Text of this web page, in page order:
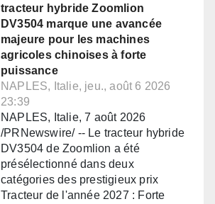
tracteur hybride Zoomlion
DV3504 marque une avancée
majeure pour les machines
agricoles chinoises à forte
puissance
NAPLES, Italie, jeu., août 6 2026
23:39
NAPLES, Italie, 7 août 2026
/PRNewswire/ -- Le tracteur hybride
DV3504 de Zoomlion a été
présélectionné dans deux
catégories des prestigieux prix
Tracteur de l'année 2027 : Forte